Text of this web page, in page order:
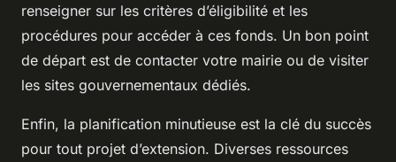
renseigner sur les critères d’éligibilité et les
procédures pour accéder à ces fonds. Un bon point
de départ est de contacter votre mairie ou de visiter
les sites gouvernementaux dédiés.
Enfin, la planification minutieuse est la clé du succès
pour tout projet d’extension. Diverses ressources